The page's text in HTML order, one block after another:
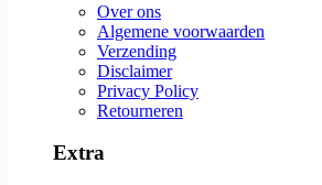
Over ons
Algemene voorwaarden
Verzending
Disclaimer
Privacy Policy
Retourneren
Extra